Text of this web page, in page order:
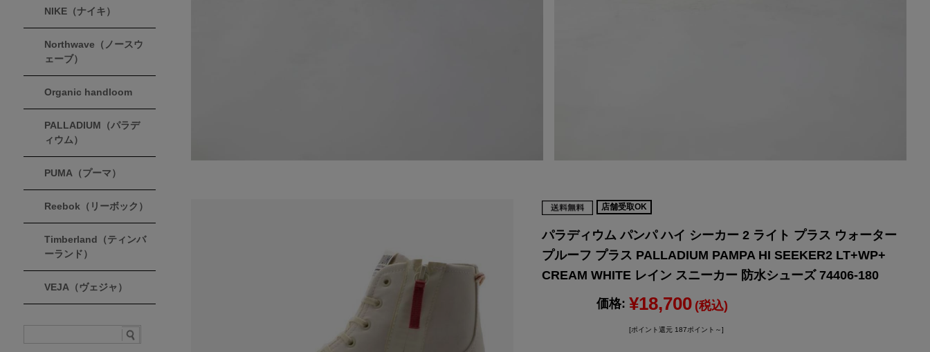
店舗受取OK
パラディウム パンパ ハイ シーカー 2 ライト プラス ウォーター
プルーフ プラス PALLADIUM PAMPA HI SEEKER2 LT+WP+
CREAM WHITE レイン スニーカー 防水シューズ 74406-180
価格: ¥18,700 (税込)
[ポイント還元 187ポイント～]
NIKE（ナイキ）
Northwave（ノースウ
ェーブ）
Organic handloom
PALLADIUM（パラデ
ィウム）
PUMA（プーマ）
Reebok（リーボック）
Timberland（ティンバ
ーランド）
VEJA（ヴェジャ）